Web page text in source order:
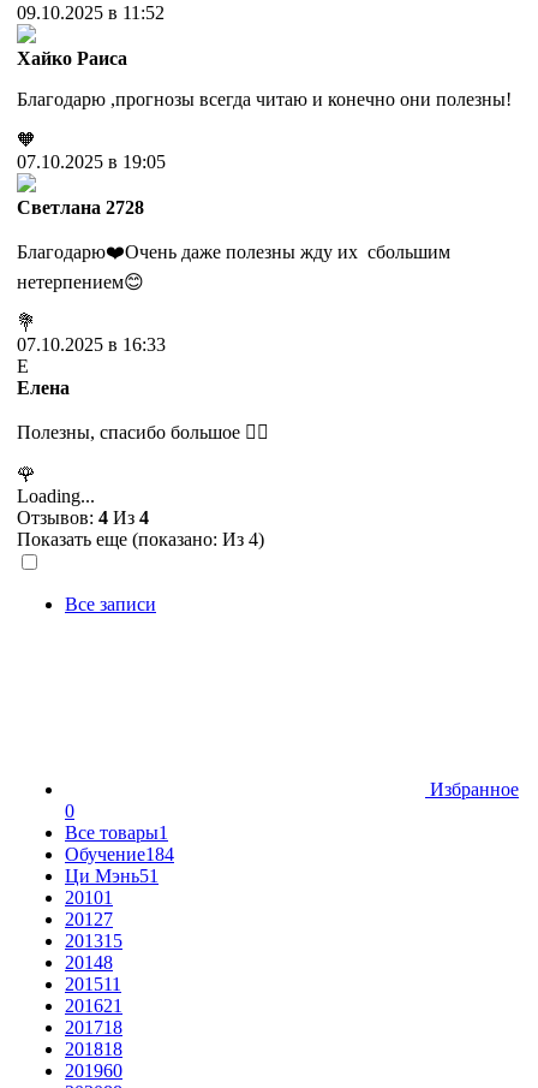
09.10.2025 в 11:52
Хайко Раиса
Благодарю ,прогнозы всегда читаю и конечно они полезны!
🧡
07.10.2025 в 19:05
Cветлана 2728
Благодарю❤️Очень даже полезны жду их сбольшим
нетерпением😊
💐
07.10.2025 в 16:33
Е
Елена
Полезны, спасибо большое ❤️‍🔥
🌹
Loading...
Отзывов: 4 Из 4
Показать еще (показано: Из 4)
Все записи
Избранное
0
Все товары1
Обучение184
Ци Мэнь51
20101
20127
201315
20148
201511
201621
201718
201818
201960